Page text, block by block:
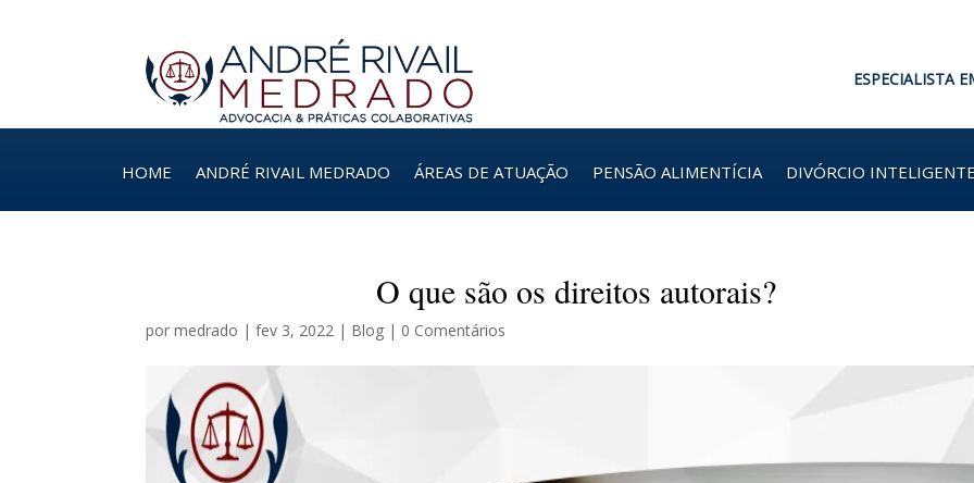
ESPECIALISTA
HOME ANDRÉ RIVAIL MEDRADO ÁREAS DE ATUAÇÃO PENSÃO ALIMENTÍCIA DIVÓRCIO INTELIGENTE
O que são os direitos autorais?
pormedrado |fev 3, 2022 | Blog | 0 Comentários